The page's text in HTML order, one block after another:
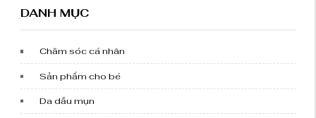
DANH MỤC
Chăm sóc cá nhân
Sản phẩm cho bé
Da dầu mụn